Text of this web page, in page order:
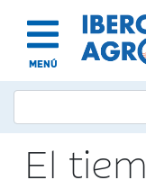
MENÚ
El